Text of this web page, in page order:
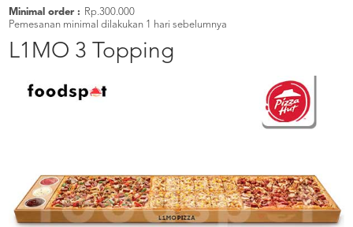
KATA
MEREKA
KATALOG
PROGRAM
CATERERS
BLOG
TERMS
Minimal order :
Rp.300.000
Pemesanan minimal dilakukan 1 hari sebelumnya
L1MO 3 Topping